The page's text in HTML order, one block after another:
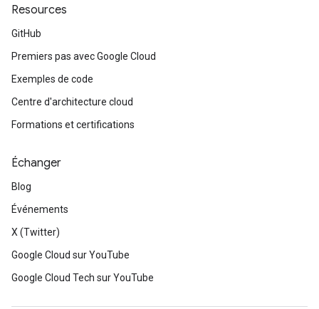
Resources
GitHub
Premiers pas avec Google Cloud
Exemples de code
Centre d'architecture cloud
Formations et certifications
Échanger
Blog
Événements
X (Twitter)
Google Cloud sur YouTube
Google Cloud Tech sur YouTube